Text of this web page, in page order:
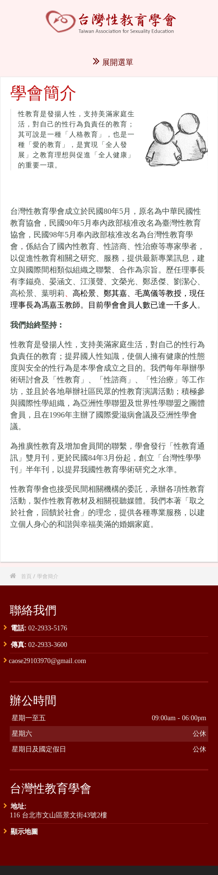
展開選單
學會簡介
性教育是發揚人性，支持美滿家庭生
活，對自己的性行為負責任的教育；
其可說是一種「人格教育」，也是一
種「愛的教育」，是實現「全人發
展」之教育理想與促進「全人健康」
的重要一環。
台灣性教育學會成立於民國80年5月， 原名為中華民國性
教育協會， 民國90年5月奉內政部核准改名為臺灣性教育
協會， 民國98年5月奉內政部核准改名為台灣性教育學
會， 係結合了國內性教育、性諮商、性治療等專家學者，
以促進性教育相關之研究、服務，提供最新專業訊息， 建
立與國際間相類似組織之聯繫、合作為宗旨。 歷任理事長
有李鎡堯、晏涵文、江漢聲、文榮光、鄭丞傑、劉潔心、
高松景、葉明莉
高松景、鄭其嘉、毛萬儀等教授，現任
理事長為馮嘉玉教師。目前學會會員人數已達一千多人 。
我們始終堅持︰
性教育是發揚人性，支持美滿家庭生活，對自己的性行為
負責任的教育；提昇國人性知識，使個人擁有健康的性態
度與安全的性行為是本學會成立之目的。我們每年舉辦學
術研討會及「性教育」、「性諮商」、「性治療」等工作
坊，並且於各地舉辦社區民眾的性教育演講活動；積極參
與國際性學組織，為亞洲性學聯盟及世界性學聯盟之團體
會員，且在1996年主辦了國際愛滋病會議及亞洲性學會
議。
為推廣性教育及增加會員間的聯繫，學會發行「性教育通
訊」雙月刊，更於民國84年3月份起，創立「台灣性學學
刊」半年刊，以提昇我國性教育學術研究之水準。
性教育學會也接受民間相關機構的委託，承辦各項性教育
活動，製作性教育教材及相關視聽媒體。我們本著「取之
於社會，回饋於社會」的理念，提供各種專業服務，以建
立個人身心的和諧與幸福美滿的婚姻家庭。
 首頁 / 學會簡介
聯絡我們
電話: 02-2933-5176
傳真: 02-2933-3600
caose29103970@gmail.com
辦公時間
星期一至五 09:00am - 06:00pm
星期六 公休
星期日及國定假日 公休
台灣性教育學會
地址:
116 台北市文山區景文街43號2樓
顯示地圖